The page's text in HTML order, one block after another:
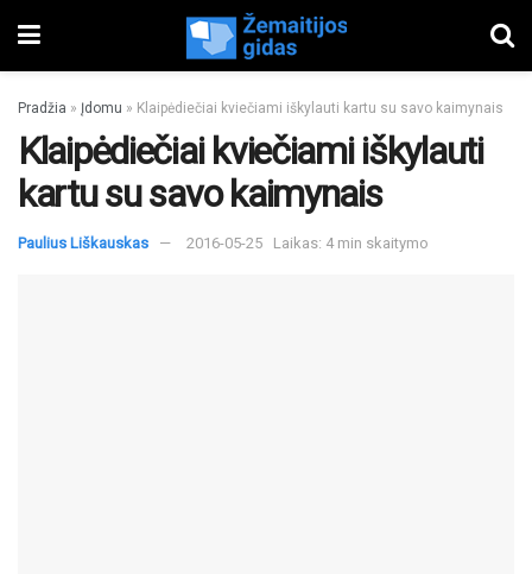
Pradžia » Įdomu » Klaipėdiečiai kviečiami iškylauti kartu su savo kaimynais
Klaipėdiečiai kviečiami iškylauti
kartu su savo kaimynais
Paulius Liškauskas 2016-05-25 Laikas: 4 min skaitymo